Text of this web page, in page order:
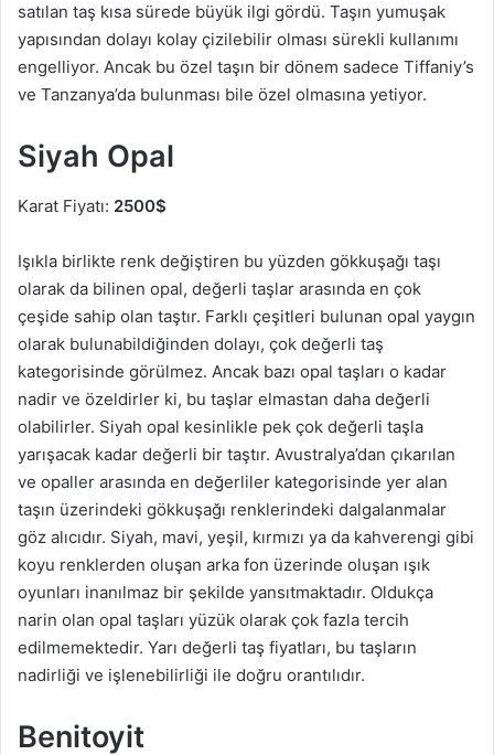
satılan taş kısa sürede büyük ilgi gördü. Taşın yumuşak
yapısından dolayı kolay çizilebilir olması sürekli kullanımı
engelliyor. Ancak bu özel taşın bir dönem sadece Tiffaniy’s
ve Tanzanya’da bulunması bile özel olmasına yetiyor.
Siyah Opal
Karat Fiyatı: 2500$
Işıkla birlikte renk değiştiren bu yüzden gökkuşağı taşı
olarak da bilinen opal, değerli taşlar arasında en çok
çeşide sahip olan taştır. Farklı çeşitleri bulunan opal yaygın
olarak bulunabildiğinden dolayı, çok değerli taş
kategorisinde görülmez. Ancak bazı opal taşları o kadar
nadir ve özeldirler ki, bu taşlar elmastan daha değerli
olabilirler. Siyah opal kesinlikle pek çok değerli taşla
yarışacak kadar değerli bir taştır. Avustralya’dan çıkarılan
ve opaller arasında en değerliler kategorisinde yer alan
taşın üzerindeki gökkuşağı renklerindeki dalgalanmalar
göz alıcıdır. Siyah, mavi, yeşil, kırmızı ya da kahverengi gibi
koyu renklerden oluşan arka fon üzerinde oluşan ışık
oyunları inanılmaz bir şekilde yansıtmaktadır. Oldukça
narin olan opal taşları yüzük olarak çok fazla tercih
edilmemektedir. Yarı değerli taş fiyatları, bu taşların
nadirliği ve işlenebilirliği ile doğru orantılıdır.
Benitoyit